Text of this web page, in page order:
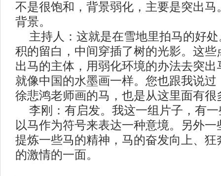
不是很饱和，背景弱化，主要是突出马
背景。
主持人：这就是在雪地里拍马的好处
积的留白，中间穿插了树的光影。这些
出马的主体，用弱化环境的办法去突出
就像中国的水墨画一样。您也跟我说过
徐悲鸿老师画的马，也是从这里面有很
李刚：有启发。我这一组片子，有一
以马作为符号来表达一种意境。另外
提炼一些马的精神，马的奋发向上、狂
的激情的一面。